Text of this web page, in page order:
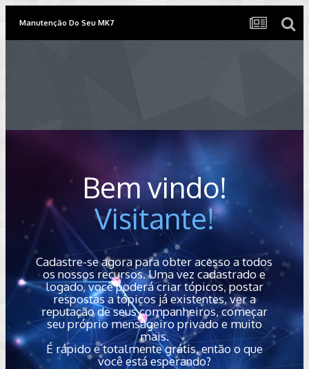
Manutenção Do Seu MK7
Bem vindo!
Visitante!
Cadastre-se agora para obter acesso a todos
os nossos recursos. Uma vez cadastrado e
logado, você poderá criar tópicos, postar
respostas a tópicos já existentes, ver a
reputação de seus companheiros, começar
seu próprio mensageiro privado e muito
mais.
É rápido e totalmente grátis, então o que
você está esperando?